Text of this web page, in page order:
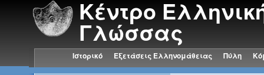
Κέντρο
Γλώσσας
Ιστορικό Εξετάσεις Ελληνομάθειας Πύλη